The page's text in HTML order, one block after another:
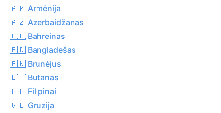
🇦🇲 Armėnija
🇦🇿 Azerbaidžanas
🇧🇭 Bahreinas
🇧🇩 Bangladešas
🇧🇳 Brunėjus
🇧🇹 Butanas
🇵🇭 Filipinai
🇬🇪 Gruzija